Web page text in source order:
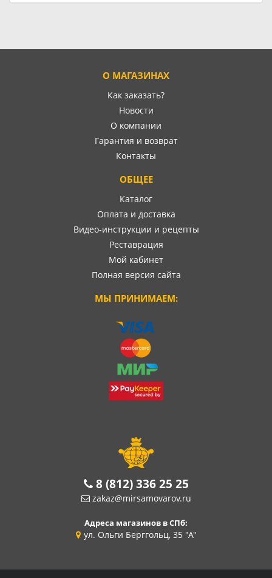
О МАГАЗИНАХ
Как заказать?
Новости
О компании
Гарантия и возврат
Контакты
ОБЩЕЕ
Каталог
Оплата и доставка
Видео-инструкции и рецепты
Реставрация
Мой кабинет
Полная версия сайта
МЫ ПРИНИМАЕМ:
8 (812) 336 25 25
zakaz@mirsamovarov.ru
Адреса магазинов в СПб:
ул. Ольги Берггольц, 35 "А"